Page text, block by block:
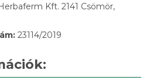
Kft. 2141 Csömör,
23114/2019